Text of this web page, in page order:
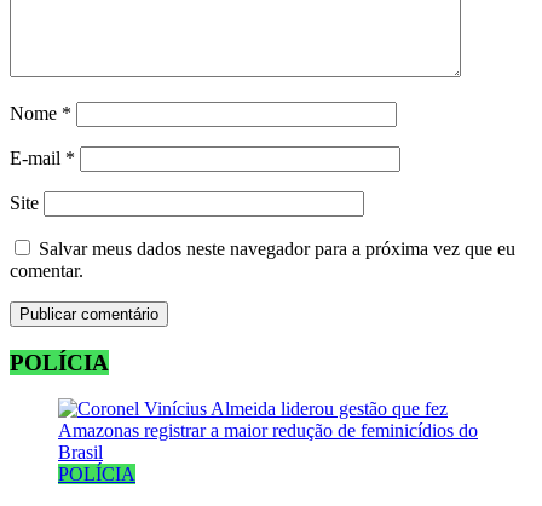
Nome *
E-mail *
Site
Salvar meus dados neste navegador para a próxima vez que eu
comentar.
POLÍCIA
POLÍCIA